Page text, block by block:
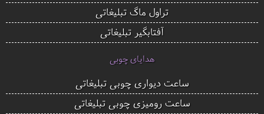
تراول ماگ تبلیغاتی
آفتابگیر تبلیغاتی
هدایای چوبی
ساعت دیواری چوبی تبلیغاتی
ساعت رومیزی چوبی تبلیغاتی